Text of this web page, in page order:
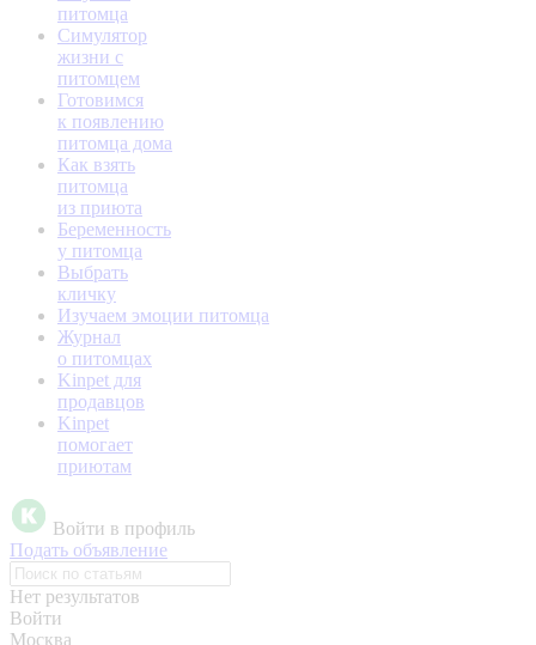
питомца
Симулятор
жизни с
питомцем
Готовимся
к появлению
питомца дома
Как взять
питомца
из приюта
Беременность
у питомца
Выбрать
кличку
Изучаем эмоции питомца
Журнал
о питомцах
Kinpet для
продавцов
Kinpet
помогает
приютам
Войти в профиль
Подать объявление
Нет результатов
Войти
Москва